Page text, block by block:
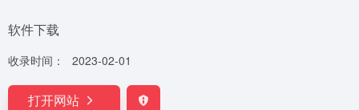
软件下载
收录时间： 2023-02-01
打开网站